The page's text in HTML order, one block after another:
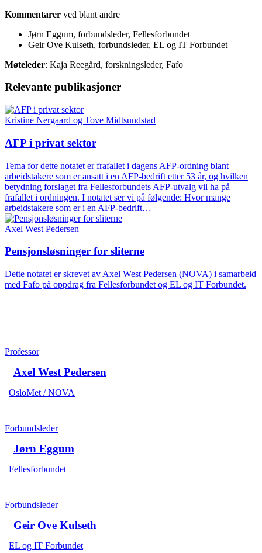
Kommentarer ved blant andre
Jørn Eggum, forbundsleder, Fellesforbundet
Geir Ove Kulseth, forbundsleder, EL og IT Forbundet
Møteleder: Kaja Reegård, forskningsleder, Fafo
Relevante publikasjoner
Kristine Nergaard og Tove Midtsundstad
AFP i privat sektor
Tema for dette notatet er frafallet i dagens AFP-ordning blant
arbeidstakere som er ansatt i en AFP-bedrift etter 53 år, og hvilken
betydning forslaget fra Fellesforbundets AFP-utvalg vil ha på
frafallet i ordningen. I notatet ser vi på følgende: Hvor mange
arbeidstakere som er i en AFP-bedrift…
Axel West Pedersen
Pensjonsløsninger for sliterne
Dette notatet er skrevet av Axel West Pedersen (NOVA) i samarbeid
med Fafo på oppdrag fra Fellesforbundet og EL og IT Forbundet.
Professor
Axel West Pedersen
OsloMet / NOVA
Forbundsleder
Jørn Eggum
Fellesforbundet
Forbundsleder
Geir Ove Kulseth
EL og IT Forbundet